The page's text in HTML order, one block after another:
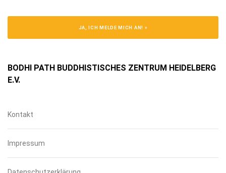
BODHI PATH BUDDHISTISCHES ZENTRUM HEIDELBERG
E.V.
Kontakt
Impressum